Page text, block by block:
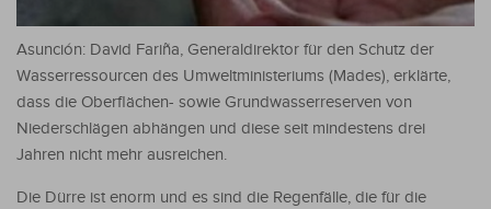
Asunción: David Fariña, Generaldirektor für den Schutz der
Wasserressourcen des Umweltministeriums (Mades), erklärte,
dass die Oberflächen- sowie Grundwasserreserven von
Niederschlägen abhängen und diese seit mindestens drei
Jahren nicht mehr ausreichen.
Die Dürre ist enorm und es sind die Regenfälle, die für die